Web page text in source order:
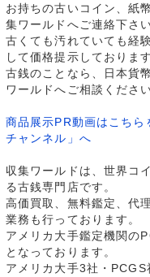
お持ちの古いコイン、紙
集ワールドへご連絡下さい
古くても汚れていても経
して価格提示しております
古銭のことなら、日本貨
ワールドへご相談ください
商品展示PR動画はこち
チャンネル」へ
収集ワールドは、世界コ
る古銭専門店です。
高価買取、無料鑑定、代
業務も行っております。
アメリカ大手鑑定機関の
となっております。
アメリカ大手3社・